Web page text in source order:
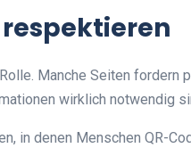
respektieren
Manche Seiten fordern
wirklich notwendig
in denen Menschen QR-